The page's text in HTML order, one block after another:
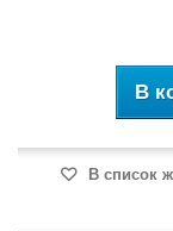
В
В список